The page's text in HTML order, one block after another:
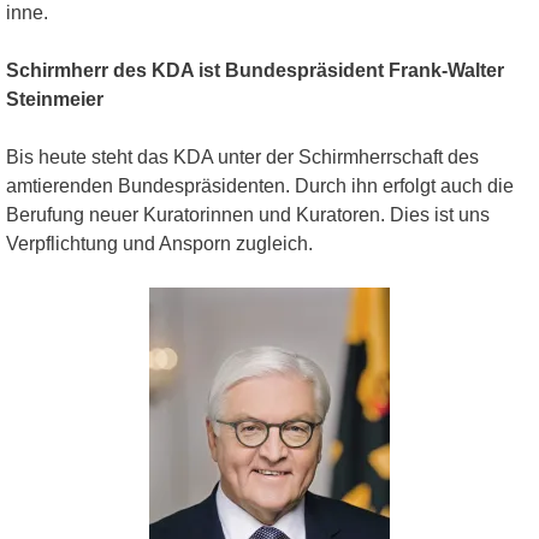
inne.
Schirmherr des KDA ist Bundespräsident Frank-Walter
Steinmeier
Bis heute steht das KDA unter der Schirmherrschaft des
amtierenden Bundespräsidenten. Durch ihn erfolgt auch die
Berufung neuer Kuratorinnen und Kuratoren. Dies ist uns
Verpflichtung und Ansporn zugleich.